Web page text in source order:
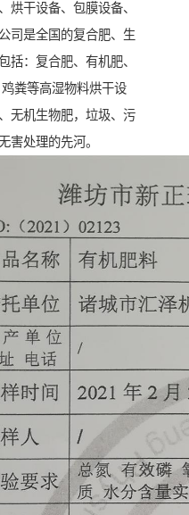
烘干设备、包膜设备、
司是全国的复合肥、生
括：复合肥、有机肥、
粪等高湿物料烘干设
无机生物肥，垃圾、污
害处理的先河。